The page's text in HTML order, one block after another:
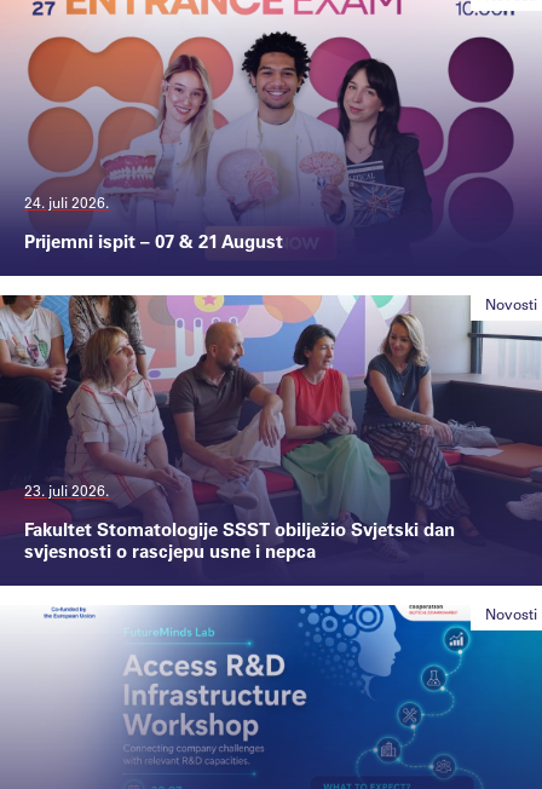
24. juli 2026.
Prijemni ispit – 07 & 21 August
Novosti
23. juli 2026.
Fakultet Stomatologije SSST obilježio Svjetski dan
svjesnosti o rascjepu usne i nepca
Novosti